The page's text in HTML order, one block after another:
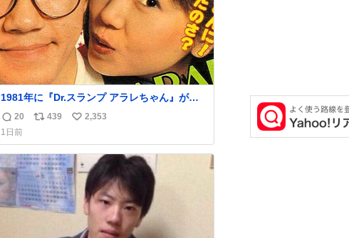
1981年に『Dr.スランプ アラレちゃん』が放
映開始された直後の鳥山明さんと、小山茉美
さんです。
返
信
数
20
リ
ス
ト
数
439
い
ね
数
2,353
1日前